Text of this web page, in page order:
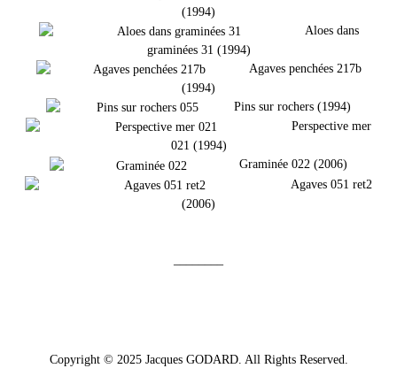
(1994)
Aloes dans
graminées 31 (1994)
Agaves penchées 217b
(1994)
Pins sur rochers (1994)
Perspective mer
021 (1994)
Graminée 022 (2006)
Agaves 051 ret2
(2006)
Copyright © 2025 Jacques GODARD. All Rights Reserved.